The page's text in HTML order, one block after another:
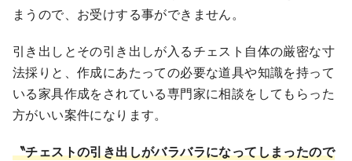
まうので、お受けする事ができません。
引き出しとその引き出しが入るチェスト自体の厳密な寸
法採りと、作成にあたっての必要な道具や知識を持って
いる家具作成をされている専門家に相談をしてもらった
方がいい案件になります。
〝チェストの引き出しがバラバラになってしまったので